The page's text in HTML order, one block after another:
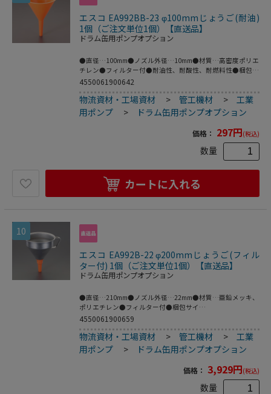
エスコ EA992BB-23 φ100mmじょうご(耐油)
1個（ご注文単位1個）【直送品】
ドラム缶用ポンプオプション
●直径…100mm●ノズル外径…10mm●材質…高密度ポリエ
チレン●フィルター付●耐油性、耐酸性、耐燃料性●梱包サ
イズ:101×101×131●梱包重量20g
4550061900642
物流資材・工場資材 >管工機材 > 工業
用ポンプ
> ドラム缶用ポンプオプション
価格： 297円(税込)
数量
カートに入れる
10
エスコ EA992B-22 φ200mmじょうご(フィル
ター付) 1個（ご注文単位1個）【直送品】
ドラム缶用ポンプオプション
●直径…210mm●ノズル外径…22mm●材質…亜鉛メッキ、
ポリエチレン●フィルター付●梱包サイ
ズ:217×225×265●梱包重量544g
4550061900659
物流資材・工場資材 >管工機材 > 工業
用ポンプ
> ドラム缶用ポンプオプション
価格： 3,929円(税込)
数量